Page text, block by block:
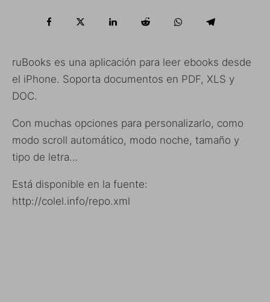
ruBooks es una aplicación para leer ebooks desde
el iPhone. Soporta documentos en PDF, XLS y
DOC.
Con muchas opciones para personalizarlo, como
modo scroll automático, modo noche, tamaño y
tipo de letra…
Está disponible en la fuente:
http://colel.info/repo.xml